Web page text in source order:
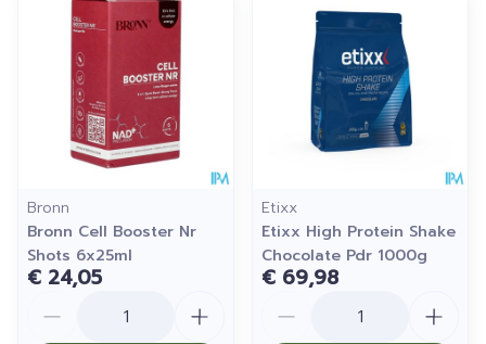
Bronn
Bronn Cell Booster Nr
Shots 6x25ml
€ 24,05
Etixx
Etixx High Protein Shake
Chocolate Pdr 1000g
€ 69,98